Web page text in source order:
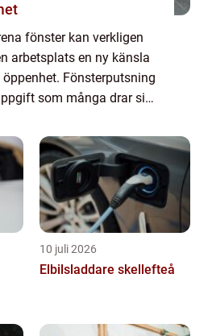
fönster kan verkligen
arbetsplats en ny känsla
Fönsterputsning
som många drar sig
10 juli 2026
Elbilsladdare skellefteå